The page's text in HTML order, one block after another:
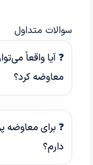
سوالات متداول
❓ آیا واقعاً
معاوضه کرد؟
❓ برای معاوضه
دارم؟